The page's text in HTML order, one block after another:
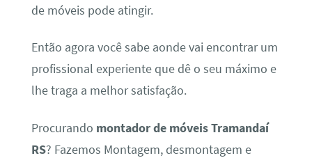
de móveis pode atingir.
Então agora você sabe aonde vai encontrar um
profissional experiente que dê o seu máximo e
lhe traga a melhor satisfação.
Procurando montador de móveis Tramandaí
RS? Fazemos Montagem, desmontagem e